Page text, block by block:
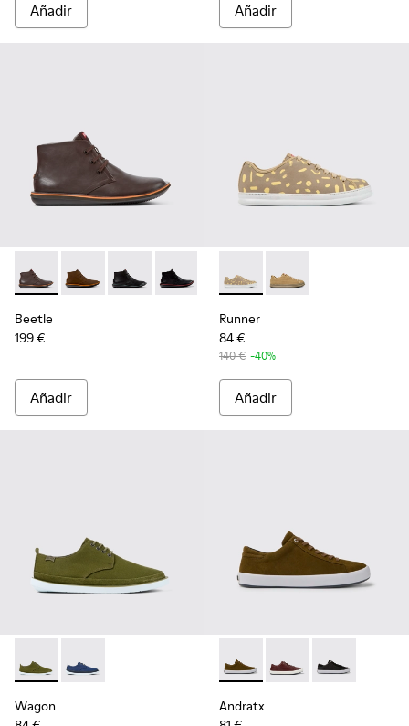
Añadir Añadir
Beetle - 36530-060 - Botines de piel marrones para
Beetle - 36530-059
Beetle - 36530-058
Beetle - 36530-008 - Botines de piel
Beetle
199 €
Añadir
Runner - K100842-004 -
Runner - K100842-
Runner
84 €
140 € -40%
Añadir
Wagon - K100774-013 - Zapato blucher de tejido/nobuk
Wagon - K100774-007
Wagon
Andratx - K100231-021 -
Andratx - K100231-
Andratx -
Andratx